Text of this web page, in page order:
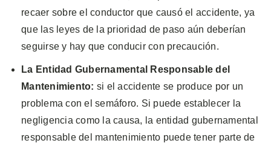
recaer sobre el conductor que causó el accidente, ya
que las leyes de la prioridad de paso aún deberían
seguirse y hay que conducir con precaución.
La Entidad Gubernamental Responsable del
Mantenimiento: si el accidente se produce por un
problema con el semáforo. Si puede establecer la
negligencia como la causa, la entidad gubernamental
responsable del mantenimiento puede tener parte de